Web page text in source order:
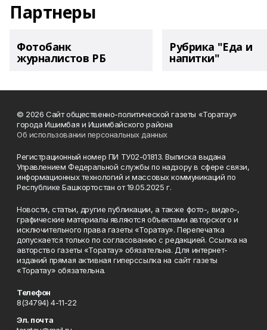
Партнеры
Фотобанк
журналистов РБ
Рубрика "Еда и
напитки"
© 2026 Сайт общественно-политической газеты «Торатау»
города Ишимбая и Ишимбайского района
Об использовании персональных данных
Регистрационный номер ПИ ТУ02-01813. Выписка выдана
Управлением Федеральной службы по надзору в сфере связи,
информационных технологий и массовых коммуникаций по
Республике Башкортостан от 19.05.2025 г.
Новости, статьи, другие публикации, а также фото-, видео-,
графические материалы являются объектами авторского и
исключительного права газеты «Торатау». Перепечатка
допускается только по согласованию с редакцией. Ссылка на
авторство газеты «Торатау» обязательна. Для интернет-
изданий прямая активная гиперссылка на сайт газеты
«Торатау» обязательна.
Телефон
8(34794) 4-11-22
Эл. почта